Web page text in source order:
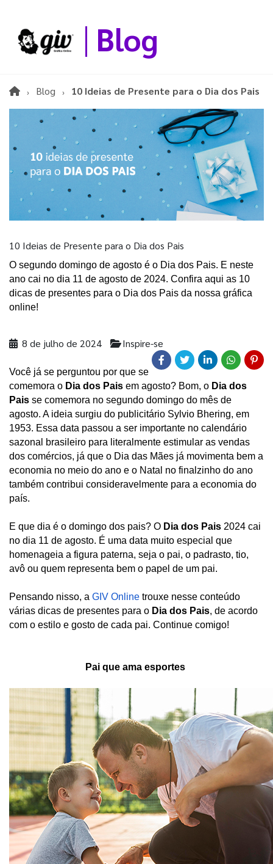
Blog
Blog 10 Ideias de Presente para o Dia dos Pais
10 Ideias de Presente para o Dia dos Pais
O segundo domingo de agosto é o Dia dos Pais. E neste
ano cai no dia 11 de agosto de 2024. Confira aqui as 10
dicas de presentes para o Dia dos Pais da nossa gráfica
online!
8 de julho de 2024 Inspire-se
Você já se perguntou por que se
comemora o Dia dos Pais em agosto? Bom, o Dia dos
Pais se comemora no segundo domingo do mês de
agosto. A ideia surgiu do publicitário Sylvio Bhering, em
1953. Essa data passou a ser importante no calendário
sazonal brasileiro para literalmente estimular as vendas
dos comércios, já que o Dia das Mães já movimenta bem a
economia no meio do ano e o Natal no finalzinho do ano
também contribui consideravelmente para a economia do
país.
E que dia é o domingo dos pais? O Dia dos Pais 2024 cai
no dia 11 de agosto. É uma data muito especial que
homenageia a figura paterna, seja o pai, o padrasto, tio,
avô ou quem representa bem o papel de um pai.
Pensando nisso, a GIV Online trouxe nesse conteúdo
várias dicas de presentes para o Dia dos Pais, de acordo
com o estilo e gosto de cada pai. Continue comigo!
Pai que ama esportes